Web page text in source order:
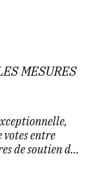
MESURES
votes entre
de soutien d...